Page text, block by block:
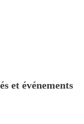
et événements